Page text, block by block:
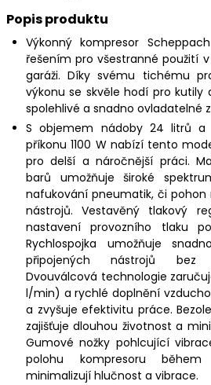
Popis produktu
Výkonný kompresor
řešením pro všestranné použití
garáži. Díky svému tichému
výkonu se skvěle hodí pro kutily
spolehlivé a snadno ovladatelné
S objemem nádoby 24 litrů
příkonu 1100 W nabízí tento
pro delší a náročnější práci.
barů umožňuje široké
nafukování pneumatik, či
nástrojů. Vestavěný tlakový
nastavení provozního tlaku
Rychlospojka umožňuje
připojených nástrojů bez
Dvouválcová technologie
l/min) a rychlé doplnění
a zvyšuje efektivitu práce.
zajišťuje dlouhou životnost a
Gumové nožky pohlcující
polohu kompresoru
minimalizují hlučnost a vibrace.